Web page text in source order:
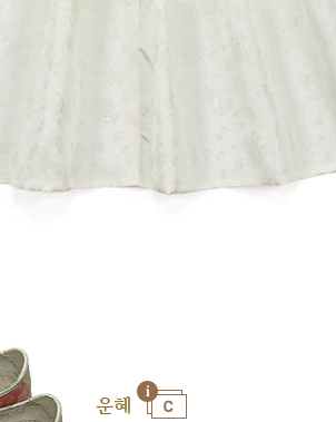
운혜